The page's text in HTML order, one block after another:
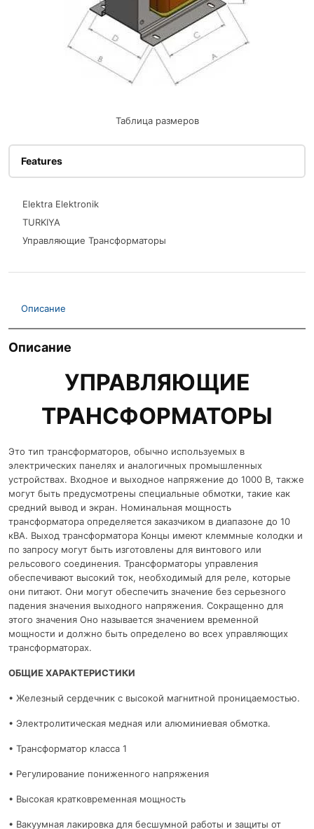
Таблица размеров
Features
Elektra Elektronik
TURKIYA
Управляющие Трансформаторы
Описание
Описание
УПРАВЛЯЮЩИЕ
ТРАНСФОРМАТОРЫ
Это тип трансформаторов, обычно используемых в
электрических панелях и аналогичных промышленных
устройствах. Входное и выходное напряжение до 1000 В, также
могут быть предусмотрены специальные обмотки, такие как
средний вывод и экран. Номинальная мощность
трансформатора определяется заказчиком в диапазоне до 10
кВА. Выход трансформатора Концы имеют клеммные колодки и
по запросу могут быть изготовлены для винтового или
рельсового соединения. Трансформаторы управления
обеспечивают высокий ток, необходимый для реле, которые
они питают. Они могут обеспечить значение без серьезного
падения значения выходного напряжения. Сокращенно для
этого значения Оно называется значением временной
мощности и должно быть определено во всех управляющих
трансформаторах.
ОБЩИЕ ХАРАКТЕРИСТИКИ
• Железный сердечник с высокой магнитной проницаемостью.
• Электролитическая медная или алюминиевая обмотка.
• Трансформатор класса 1
• Регулирование пониженного напряжения
• Высокая кратковременная мощность
• Вакуумная лакировка для бесшумной работы и защиты от